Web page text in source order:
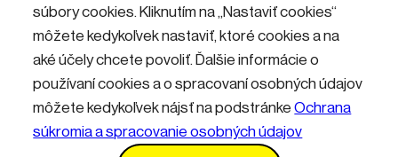
súbory cookies. Kliknutím na „Nastaviť cookies“
môžete kedykoľvek nastaviť, ktoré cookies a na
aké účely chcete povoliť. Ďalšie informácie o
používaní cookies a o spracovaní osobných údajov
môžete kedykoľvek nájsť na podstránkeOchrana
súkromia a spracovanie osobných údajov
Kontakty Informácie pre návštevníkov